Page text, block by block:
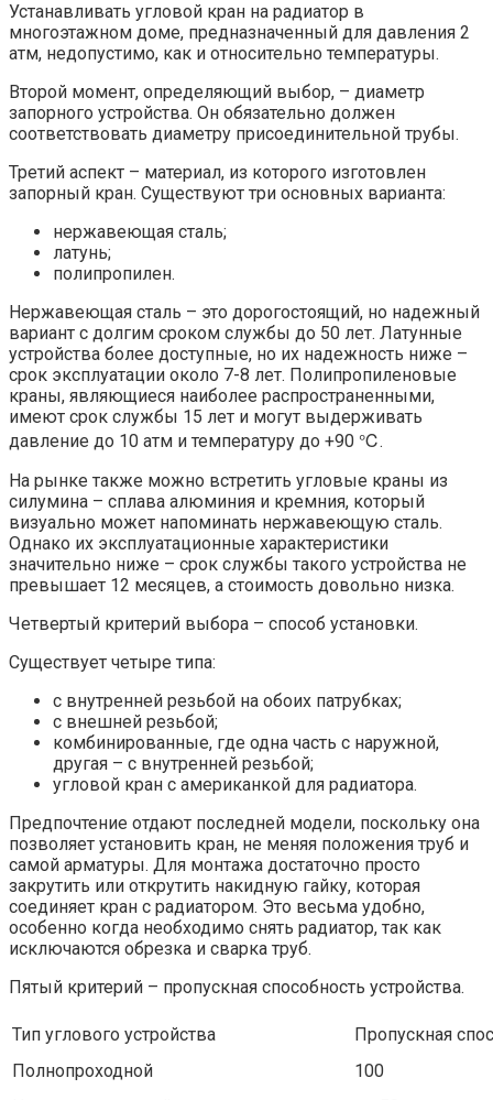
Устанавливать угловой кран на радиатор в
многоэтажном доме, предназначенный для давления 2
атм, недопустимо, как и относительно температуры.
Второй момент, определяющий выбор, – диаметр
запорного устройства. Он обязательно должен
соответствовать диаметру присоединительной трубы.
Третий аспект – материал, из которого изготовлен
запорный кран. Существуют три основных варианта:
нержавеющая сталь;
латунь;
полипропилен.
Нержавеющая сталь – это дорогостоящий, но надежный
вариант с долгим сроком службы до 50 лет. Латунные
устройства более доступные, но их надежность ниже –
срок эксплуатации около 7-8 лет. Полипропиленовые
краны, являющиеся наиболее распространенными,
имеют срок службы 15 лет и могут выдерживать
давление до 10 атм и температуру до +90 ℃.
На рынке также можно встретить угловые краны из
силумина – сплава алюминия и кремния, который
визуально может напоминать нержавеющую сталь.
Однако их эксплуатационные характеристики
значительно ниже – срок службы такого устройства не
превышает 12 месяцев, а стоимость довольно низка.
Четвертый критерий выбора – способ установки.
Существует четыре типа:
с внутренней резьбой на обоих патрубках;
с внешней резьбой;
комбинированные, где одна часть с наружной,
другая – с внутренней резьбой;
угловой кран с американкой для радиатора.
Предпочтение отдают последней модели, поскольку она
позволяет установить кран, не меняя положения труб и
самой арматуры. Для монтажа достаточно просто
закрутить или открутить накидную гайку, которая
соединяет кран с радиатором. Это весьма удобно,
особенно когда необходимо снять радиатор, так как
исключаются обрезка и сварка труб.
Пятый критерий – пропускная способность устройства.
Тип углового устройства
Пропускная
Полнопроходной
100